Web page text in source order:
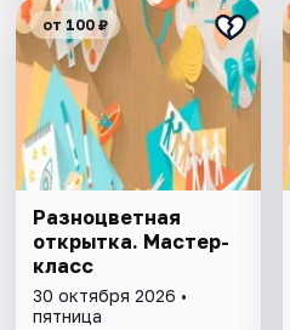
от 100 ₽
Разноцветная
открытка. Мастер-
класс
30 октября 2026 •
пятница